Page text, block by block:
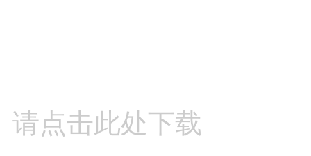
请点击此处下载